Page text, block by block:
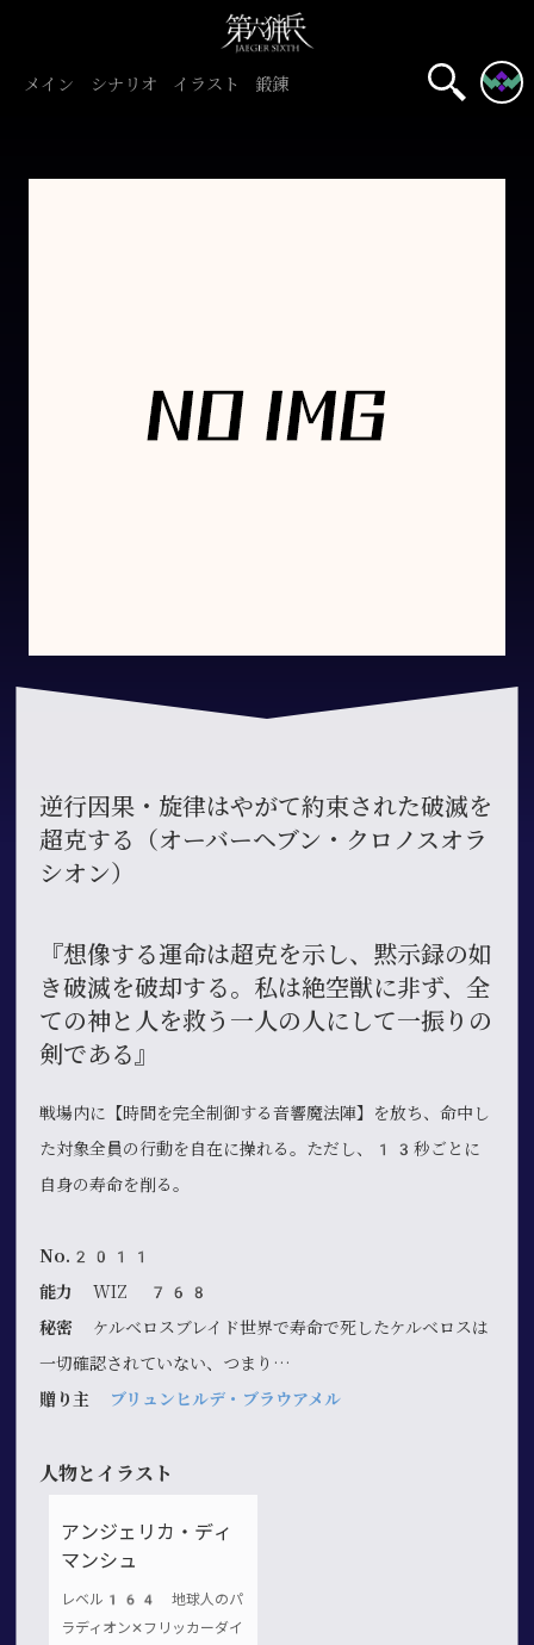
メイン シナリオ イラスト 鍛錬
逆行因果・旋律はやがて約束された破滅を
超克する（オーバーヘブン・クロノスオラ
シオン）
『想像する運命は超克を示し、黙示録の如
き破滅を破却する。私は絶空獣に非ず、全
ての神と人を救う一人の人にして一振りの
剣である』
戦場内に【時間を完全制御する音響魔法陣】を放ち、命中し
た対象全員の行動を自在に操れる。ただし、13秒ごとに
自身の寿命を削る。
No.2011
能力WIZ 768
秘密 ケルベロスブレイド世界で寿命で死したケルベロスは
一切確認されていない、つまり…
贈り主
ブリュンヒルデ・ブラウアメル
人物とイラスト
アンジェリカ・ディ
マンシュ
レベル164 地球人のパ
ラディオン✕フリッカーダイ